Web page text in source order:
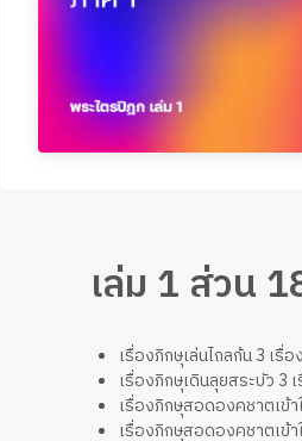
เล่ม 1 ส่วน
เรื่องภิกษุเล่นไถลก้น 3 เรื่อง
เรื่องภิกษุเดินลุยสระบัว 3
เรื่องภิกษุสอดองคชาตเข้า
เรื่องภิกษุสอดองคชาตเข้า